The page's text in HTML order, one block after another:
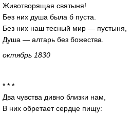
Животворящая святыня!
Без них душа была б пуста.
Без них наш тесный мир — пустыня,
Душа — алтарь без божества.
октябрь 1830
* * *
Два чувства дивно близки нам,
В них обретает сердце пищу: